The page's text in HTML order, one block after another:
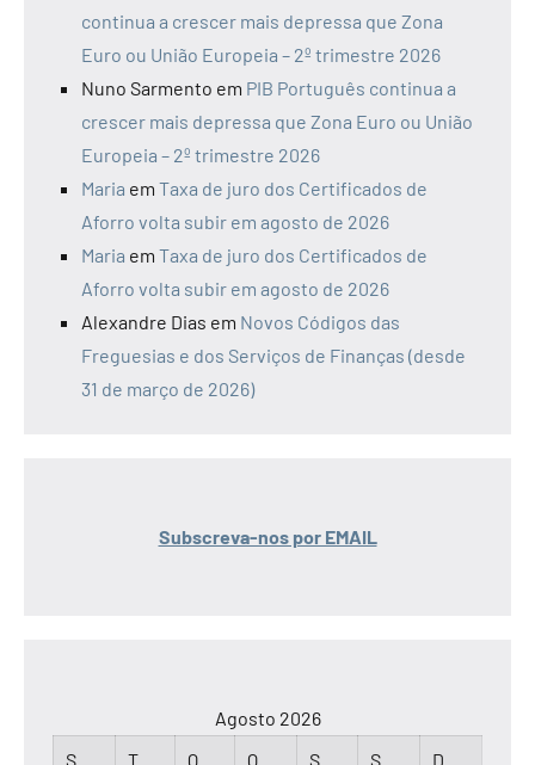
continua a crescer mais depressa que Zona
Euro ou União Europeia – 2º trimestre 2026
Nuno Sarmento em PIB Português continua a
crescer mais depressa que Zona Euro ou União
Europeia – 2º trimestre 2026
Maria em Taxa de juro dos Certificados de
Aforro volta subir em agosto de 2026
Maria em Taxa de juro dos Certificados de
Aforro volta subir em agosto de 2026
Alexandre Dias em Novos Códigos das
Freguesias e dos Serviços de Finanças (desde
31 de março de 2026)
Subscreva-nos por EMAIL
Agosto 2026
S
T Q Q S S D